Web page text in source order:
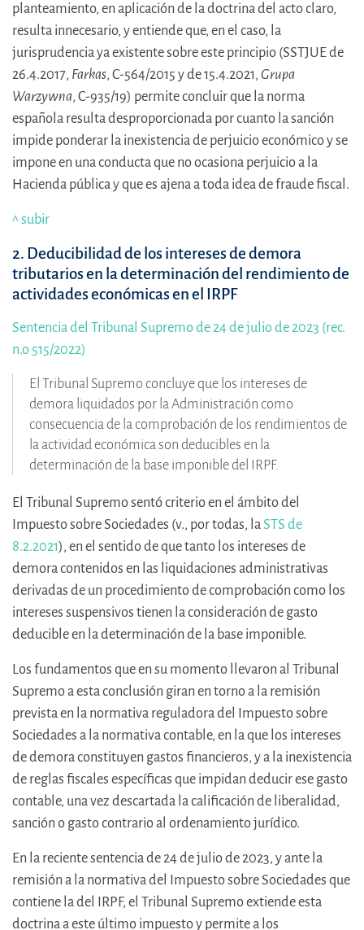
planteamiento, en aplicación de la doctrina del acto claro,
resulta innecesario, y entiende que, en el caso, la
jurisprudencia ya existente sobre este principio (SSTJUE de
26.4.2017, Farkas, C-564/2015 y de 15.4.2021, Grupa
Warzywna, C-935/19) permite concluir que la norma
española resulta desproporcionada por cuanto la sanción
impide ponderar la inexistencia de perjuicio económico y se
impone en una conducta que no ocasiona perjuicio a la
Hacienda pública y que es ajena a toda idea de fraude fiscal.
^ subir
2. Deducibilidad de los intereses de demora
tributarios en la determinación del rendimiento de
actividades económicas en el IRPF
Sentencia del Tribunal Supremo de 24 de julio de 2023 (rec.
n.o 515/2022)
El Tribunal Supremo concluye que los intereses de
demora liquidados por la Administración como
consecuencia de la comprobación de los rendimientos de
la actividad económica son deducibles en la
determinación de la base imponible del IRPF.
El Tribunal Supremo sentó criterio en el ámbito del
Impuesto sobre Sociedades (v., por todas, laSTS de
8.2.2021), en el sentido de que tanto los intereses de
demora contenidos en las liquidaciones administrativas
derivadas de un procedimiento de comprobación como los
intereses suspensivos tienen la consideración de gasto
deducible en la determinación de la base imponible.
Los fundamentos que en su momento llevaron al Tribunal
Supremo a esta conclusión giran en torno a la remisión
prevista en la normativa reguladora del Impuesto sobre
Sociedades a la normativa contable, en la que los intereses
de demora constituyen gastos financieros, y a la inexistencia
de reglas fiscales específicas que impidan deducir ese gasto
contable, una vez descartada la calificación de liberalidad,
sanción o gasto contrario al ordenamiento jurídico.
En la reciente sentencia de 24 de julio de 2023, y ante la
remisión a la normativa del Impuesto sobre Sociedades que
contiene la del IRPF, el Tribunal Supremo extiende esta
doctrina a este último impuesto y permite a los